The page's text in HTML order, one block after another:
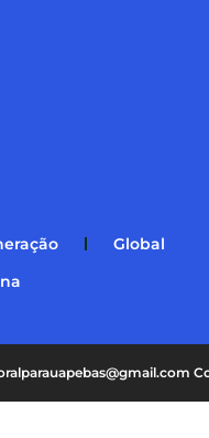
Global